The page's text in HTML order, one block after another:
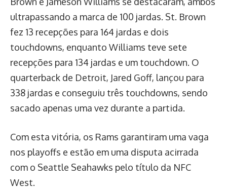
ultrapassando a marca de 100 jardas. St. Brown
fez 13 recepções para 164 jardas e dois
touchdowns, enquanto Williams teve sete
recepções para 134 jardas e um touchdown. O
quarterback de Detroit, Jared Goff, lançou para
338 jardas e conseguiu três touchdowns, sendo
sacado apenas uma vez durante a partida.
Com esta vitória, os Rams garantiram uma vaga
nos playoffs e estão em uma disputa acirrada
com o Seattle Seahawks pelo título da NFC
West.